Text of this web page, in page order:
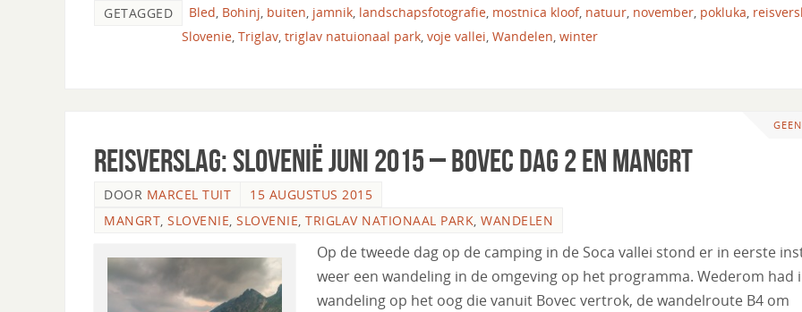
GETAGGED Bled Bohinj buiten jamnik landschapsfotografie mostnica kloof, natuur november pokluka
Slovenie Triglav triglav natuionaal park voje vallei Wandelen winter
Reisverslag: Slovenië Juni 2015 – Bovec dag 2 en Mangrt
DOOR MARCEL TUIT
15 AUGUSTUS 2015
MANGRT, SLOVENIE, SLOVENIE, TRIGLAV NATIONAAL PARK, WANDELEN
Op de tweede dag op de camping in de Soca vallei stond er in eerste
weer een wandeling in de omgeving op het programma. Wederom had
wandeling op het oog die vanuit Bovec vertrok, de wandelroute B4 om